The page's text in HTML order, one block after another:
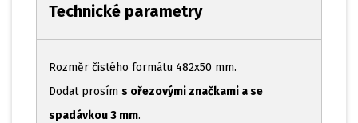
Technické parametry
Rozměr čistého formátu 482x50 mm.
Dodat prosím s ořezovými značkami a se
spadávkou 3 mm.